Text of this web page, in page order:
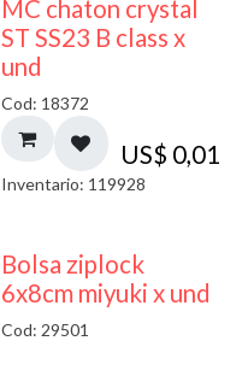
MC chaton crystal
ST SS23 B class x
und
Cod: 18372
US$ 0,01
Inventario: 119928
¡NUEVO!
Bolsa ziplock
6x8cm miyuki x und
Cod: 29501